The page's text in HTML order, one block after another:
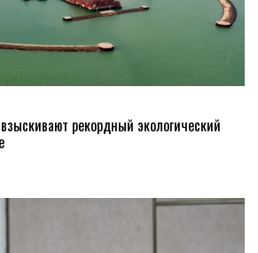
рекордный экологический